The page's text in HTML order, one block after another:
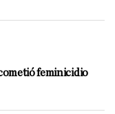
feminicidio